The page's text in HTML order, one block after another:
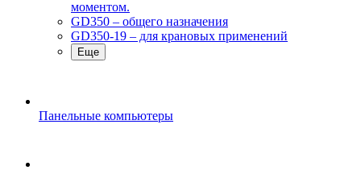
моментом.
GD350 – общего назначения
GD350-19 – для крановых применений
Еще
Панельные компьютеры